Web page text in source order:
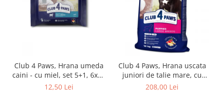
Club 4 Paws, Hrana umeda
caini - cu miel, set 5+1, 6x80
g
12,50 Lei
Club 4 Paws, Hrana uscata
juniori de talie mare, cu
pui, 14kg
208,00 Lei